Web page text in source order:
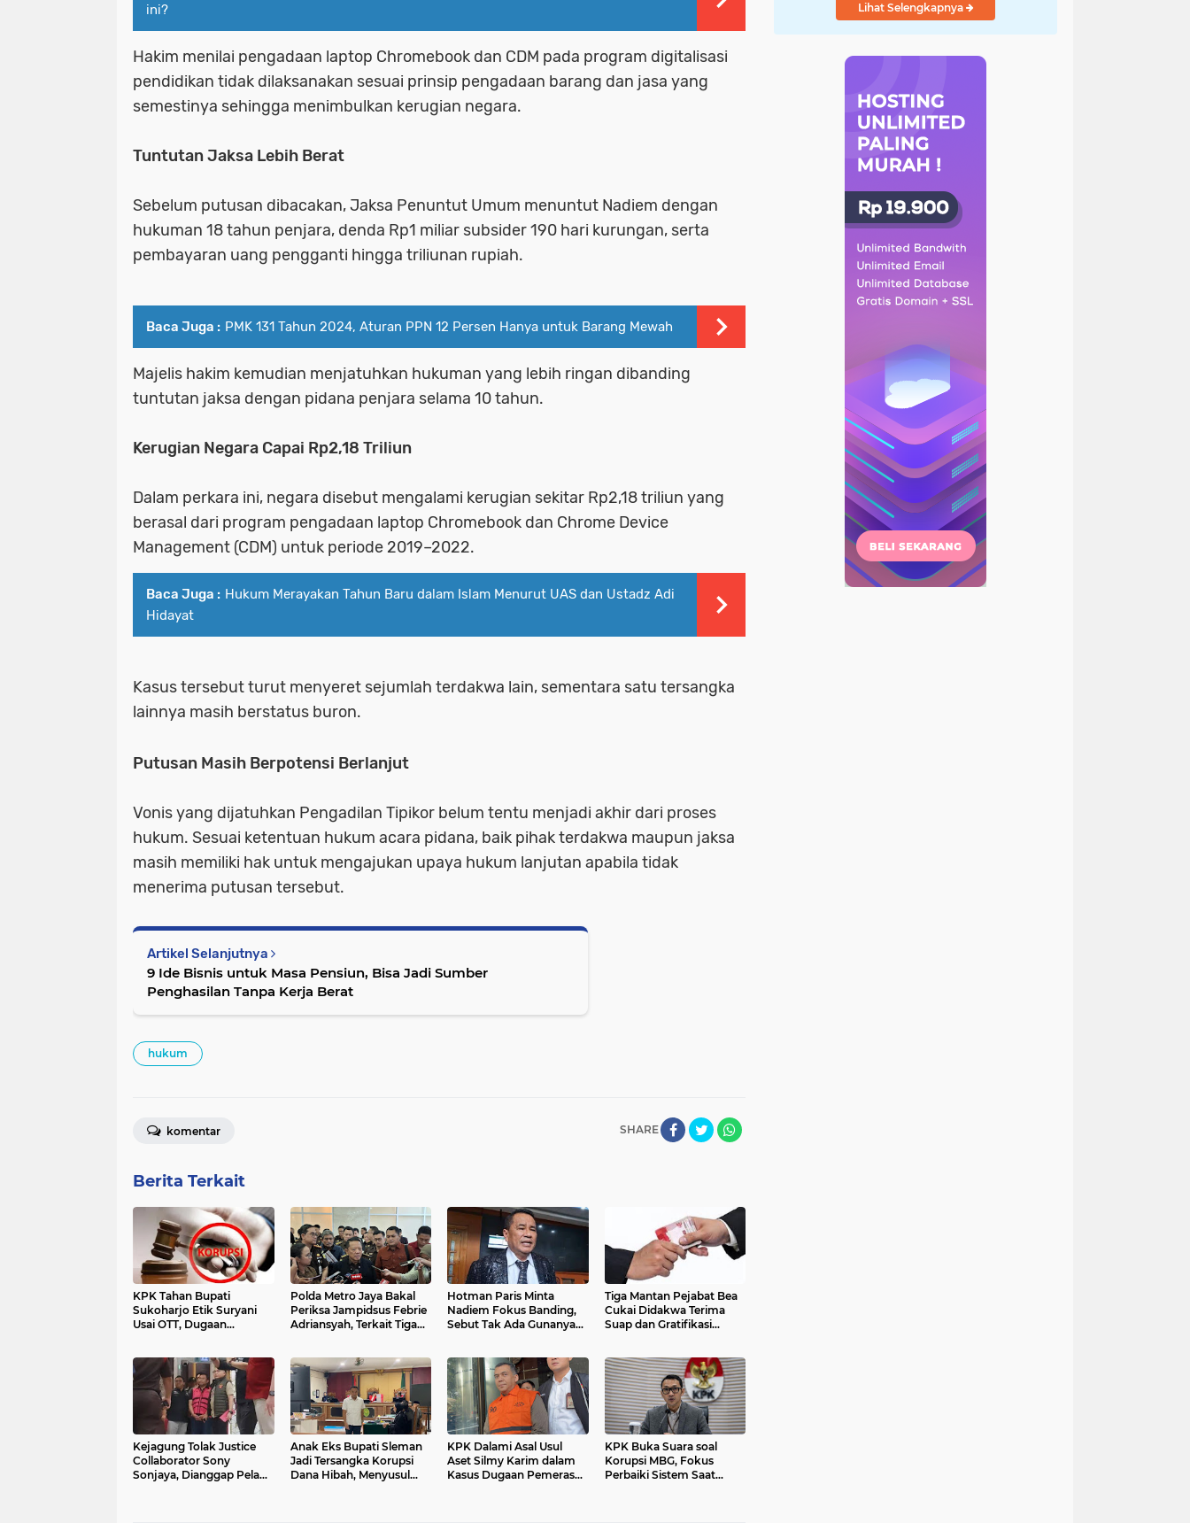
ini?
Hakim menilai pengadaan laptop Chromebook dan CDM pada program digitalisasi
pendidikan tidak dilaksanakan sesuai prinsip pengadaan barang dan jasa yang
semestinya sehingga menimbulkan kerugian negara.
Tuntutan Jaksa Lebih Berat
Sebelum putusan dibacakan, Jaksa Penuntut Umum menuntut Nadiem dengan
hukuman 18 tahun penjara, denda Rp1 miliar subsider 190 hari kurungan, serta
pembayaran uang pengganti hingga triliunan rupiah.
Baca Juga : PMK 131 Tahun 2024, Aturan PPN 12 Persen Hanya untuk Barang Mewah
Majelis hakim kemudian menjatuhkan hukuman yang lebih ringan dibanding
tuntutan jaksa dengan pidana penjara selama 10 tahun.
Kerugian Negara Capai Rp2,18 Triliun
Dalam perkara ini, negara disebut mengalami kerugian sekitar Rp2,18 triliun yang
berasal dari program pengadaan laptop Chromebook dan Chrome Device
Management (CDM) untuk periode 2019–2022.
Baca Juga : Hukum Merayakan Tahun Baru dalam Islam Menurut UAS dan Ustadz Adi
Hidayat
Kasus tersebut turut menyeret sejumlah terdakwa lain, sementara satu tersangka
lainnya masih berstatus buron.
Putusan Masih Berpotensi Berlanjut
Vonis yang dijatuhkan Pengadilan Tipikor belum tentu menjadi akhir dari proses
hukum. Sesuai ketentuan hukum acara pidana, baik pihak terdakwa maupun jaksa
masih memiliki hak untuk mengajukan upaya hukum lanjutan apabila tidak
menerima putusan tersebut.
Artikel Selanjutnya
9 Ide Bisnis untuk Masa Pensiun, Bisa Jadi Sumber
Penghasilan Tanpa Kerja Berat
hukum
SHARE
komentar
Berita Terkait
KPK Tahan Bupati
Sukoharjo Etik Suryani
Usai OTT, Dugaan
Rupiah
Polda Metro Jaya Bakal
Periksa Jampidsus Febrie
Adriansyah, Terkait Tiga
Hotman Paris Minta
Nadiem Fokus Banding,
Sebut Tak Ada Gunanya
Tiga Mantan Pejabat Bea
Cukai Didakwa Terima
Suap dan Gratifikasi
Kejagung Tolak Justice
Collaborator Sony
Sonjaya, Dianggap Pelaku
Anak Eks Bupati Sleman
Jadi Tersangka Korupsi
Dana Hibah, Menyusul
KPK Dalami Asal Usul
Aset Silmy Karim dalam
Kasus Dugaan Pemerasan
KPK Buka Suara soal
Korupsi MBG, Fokus
Perbaiki Sistem Saat
Lihat Selengkapnya